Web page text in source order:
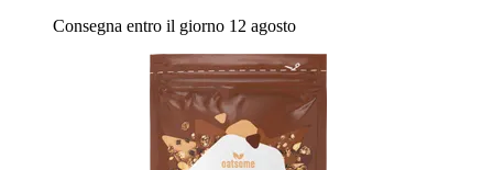
Consegna entro il giorno 12 agosto